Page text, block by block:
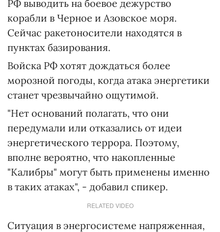
РФ выводить на боевое дежурство
корабли в Черное и Азовское моря.
Сейчас ракетоносители находятся в
пунктах базирования.
Войска РФ хотят дождаться более
морозной погоды, когда атака энергетики
станет чрезвычайно ощутимой.
"Нет оснований полагать, что они
передумали или отказались от идеи
энергетического террора. Поэтому,
вполне вероятно, что накопленные
"Калибры" могут быть применены именно
в таких атаках", - добавил спикер.
RELATED VIDEO
Ситуация в энергосистеме напряженная,